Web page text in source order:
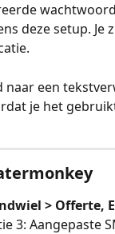
deze setup.
een
je het
> Offerte,
3: Aangepaste